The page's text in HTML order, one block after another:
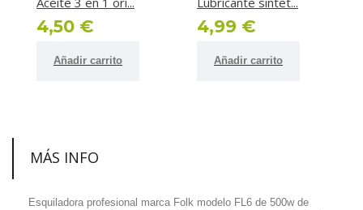
4,50 €
Añadir carrito
4,99 €
Añadir carrito
MÁS INFO
Esquiladora profesional marca Folk modelo FL6 de 500w de